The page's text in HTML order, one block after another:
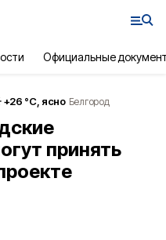
Официальные
+26 °С, ясно Белгород
принять